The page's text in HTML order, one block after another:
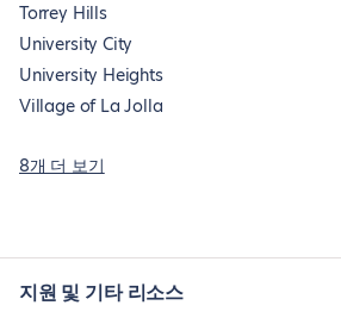
Torrey Hills
University City
University Heights
Village of La Jolla
8개 더 보기
지원 및 기타 리소스